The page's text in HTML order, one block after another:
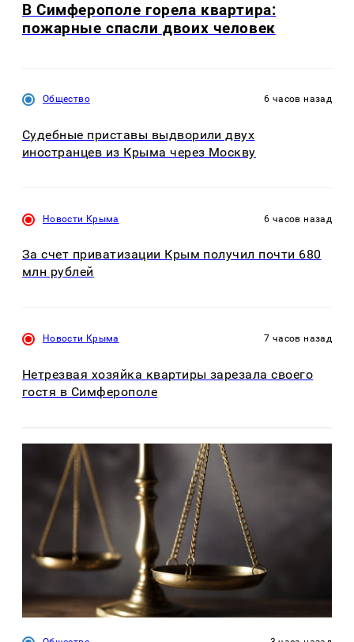
В Симферополе горела квартира:
пожарные спасли двоих человек
Общество 6 часов назад
Судебные приставы выдворили двух
иностранцев из Крыма через Москву
Новости Крыма 6 часов назад
За счет приватизации Крым получил почти 680
млн рублей
Новости Крыма 7 часов назад
Нетрезвая хозяйка квартиры зарезала своего
гостя в Симферополе